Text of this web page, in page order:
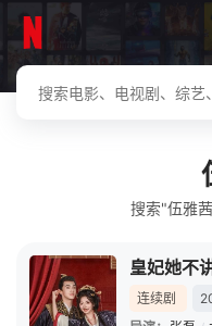
搜索"伍雅
皇妃她不
连续剧